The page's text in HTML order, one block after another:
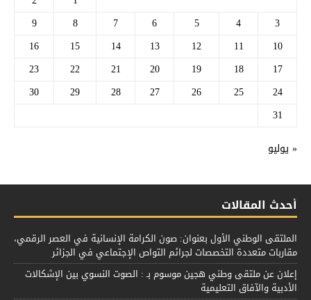
3
4
5
6
7
8
9
10
11
12
13
14
15
16
17
18
19
20
21
22
23
24
25
26
27
28
29
30
31
« يوليو
أحدث المقالات
الملتقى الوطني الأول بعنوان: صون الكرامة الإنسانية في العصر الرقمي،
مقاربات متعددة التخصصات لجرائم التواص الإجتماعي في الجزائر
إعلان عن ملتقى وطني هجين موسوم بـ : الصوت النسوي بين الإشكالات
الأدبية والآفاق التعليمية